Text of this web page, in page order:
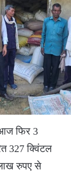
फिर 3
327 क्विंटल
रुपए से